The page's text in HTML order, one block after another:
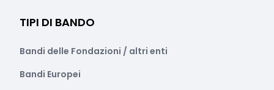
TIPI DI BANDO
Bandi delle Fondazioni / altri enti
Bandi Europei